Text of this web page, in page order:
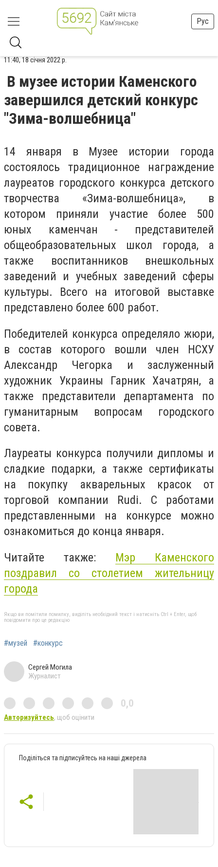
Рус
11:40, 18 січня 2022 р.
В музее истории Каменского
завершился детский конкурс
"Зима-волшебница"
14 января в Музее истории города
состоялось традиционное награждение
лауреатов городского конкурса детского
творчества «Зима-волшебница», в
котором приняли участие более 500
юных каменчан - представителей
общеобразовательных школ города, а
также воспитанников внешкольных
заведений и учебных заведений сферы
культуры. Всего на итоговой выставке
представлено более 600 работ.
Победителей конкурса определяло жюри,
в состав которого вошли член НСХУ
Александр Чегорка и заслуженный
художник Украины Гарник Хачатрян, а
также представители департамента по
гуманитарным вопросам городского
совета.
Лауреаты конкурса получили дипломы и
сладкие подарки, а также сертификаты
на покупку акварельных красок от
торговой компании Rudi. С работами
представленными на конкурсе можно
ознакомиться до конца января.
Читайте также: Мэр Каменского
поздравил со столетием жительницу
города
Якщо ви помітили помилку, виділіть необхідний текст і натисніть Ctrl + Enter, щоб
повідомити про це редакцію
#музей #конкурс
Сергей Могила
Журналист
0,0
Авторизуйтесь, щоб оцінити
Поділіться та підписуйтесь на наші джерела